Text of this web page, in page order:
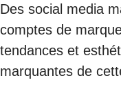
Des social media
comptes de
tendances et
marquantes de